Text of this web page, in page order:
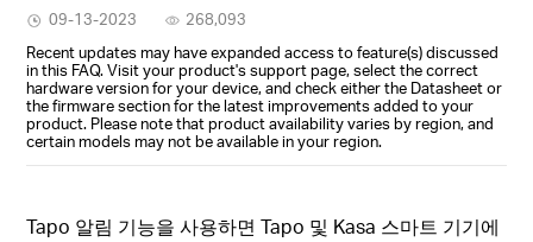
09-13-2023
268,093
Recent updates may have expanded access to feature(s) discussed
in this FAQ. Visit your product's support page, select the correct
hardware version for your device, and check either the Datasheet or
the firmware section for the latest improvements added to your
product. Please note that product availability varies by region, and
certain models may not be available in your region.
Tapo 알림 기능을 사용하면 Tapo 및 Kasa 스마트 기기에